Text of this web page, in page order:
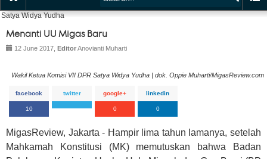
Satya Widya Yudha
Menanti UU Migas Baru
12 June 2017, EditorAnovianti Muharti
Wakil Ketua Komisi VII DPR Satya Widya Yudha | dok. Oppie Muharti/MigasReview.com
facebook
10
twitter google+
0
linkedin
0
MigasReview, Jakarta - Hampir lima tahun lamanya, setelah
Mahkamah Konstitusi (MK) memutuskan bahwa Badan